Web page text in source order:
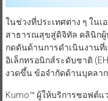
ในช่วงที่ประเทศต่าง ๆ ในเ
สาธารณสุขสู่ดิจิทัล คลินิกผู้
กดดันด้านการดำเนินงานที่
อิเล็กทรอนิกส์ระดับชาติ
งวดขึ้น ข้อจำกัดด้านบุคลา
Kumo™ ผู้ให้บริการซอฟต์